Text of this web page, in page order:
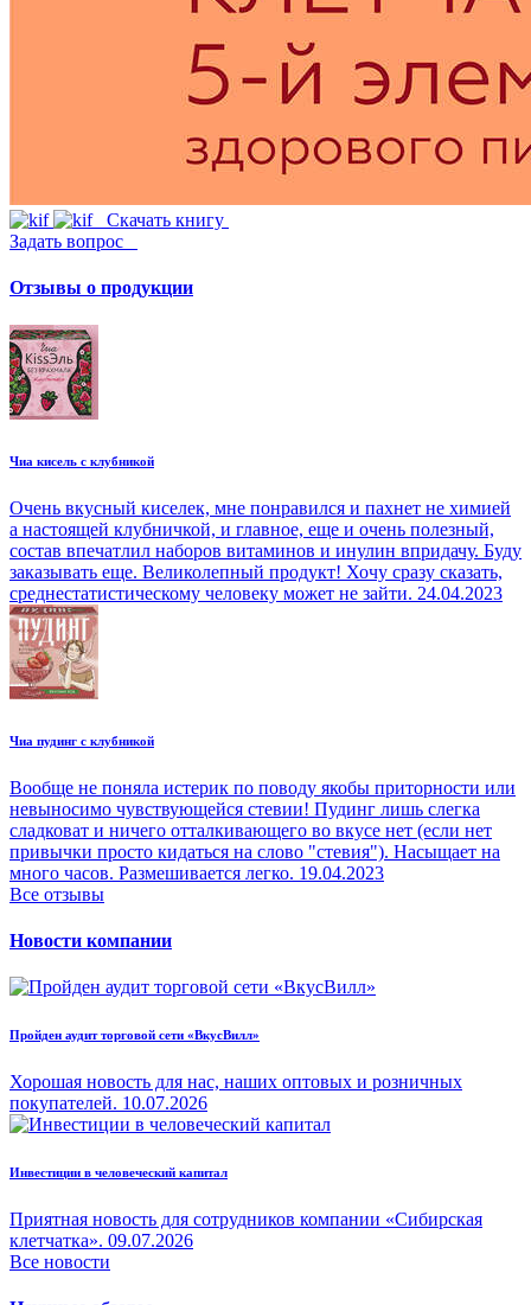
Скачать книгу
Задать вопрос
Отзывы о продукции
Чиа кисель с клубникой
Очень вкусный киселек, мне понравился и пахнет не химией
а настоящей клубничкой, и главное, еще и очень полезный,
состав впечатлил наборов витаминов и инулин впридачу. Буду
заказывать еще. Великолепный продукт! Хочу сразу сказать,
среднестатистическому человеку может не зайти. 24.04.2023
Чиа пудинг с клубникой
Вообще не поняла истерик по поводу якобы приторности или
невыносимо чувствующейся стевии! Пудинг лишь слегка
сладковат и ничего отталкивающего во вкусе нет (если нет
привычки просто кидаться на слово "стевия"). Насыщает на
много часов. Размешивается легко. 19.04.2023
Все отзывы
Новости компании
Пройден аудит торговой сети «ВкусВилл»
Хорошая новость для нас, наших оптовых и розничных
покупателей. 10.07.2026
Инвестиции в человеческий капитал
Приятная новость для сотрудников компании «Сибирская
клетчатка». 09.07.2026
Все новости